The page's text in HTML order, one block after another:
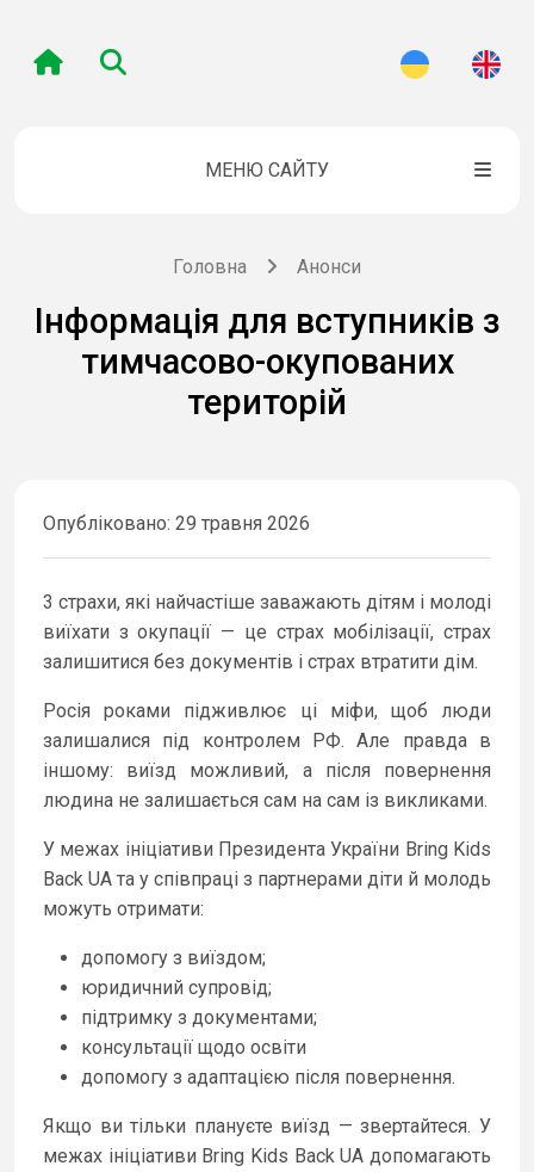
МЕНЮ САЙТУ
Головна Анонси
Інформація для вступників з
тимчасово-окупованих
територій
Опубліковано: 29 травня 2026
3 страхи, які найчастіше заважають дітям і молоді
виїхати з окупації — це страх мобілізації, страх
залишитися без документів і страх втратити дім.
Росія роками підживлює ці міфи, щоб люди
залишалися під контролем РФ. Але правда в
іншому: виїзд можливий, а після повернення
людина не залишається сам на сам із викликами.
У межах ініціативи Президента України Bring Kids
Back UA та у співпраці з партнерами діти й молодь
можуть отримати:
допомогу з виїздом;
юридичний супровід;
підтримку з документами;
консультації щодо освіти
допомогу з адаптацією після повернення.
Якщо ви тільки плануєте виїзд — звертайтеся. У
межах ініціативи Bring Kids Back UA допомагають